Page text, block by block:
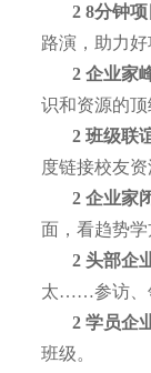
2 8分钟项
路演，助力好
2 企业家
识和资源的顶
2 班级联
度链接校友资
2 企业家
面，看趋势学
2 头部企
太……参访、
2 学员企
班级。